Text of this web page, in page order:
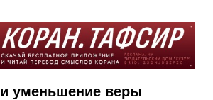
уменьшение веры